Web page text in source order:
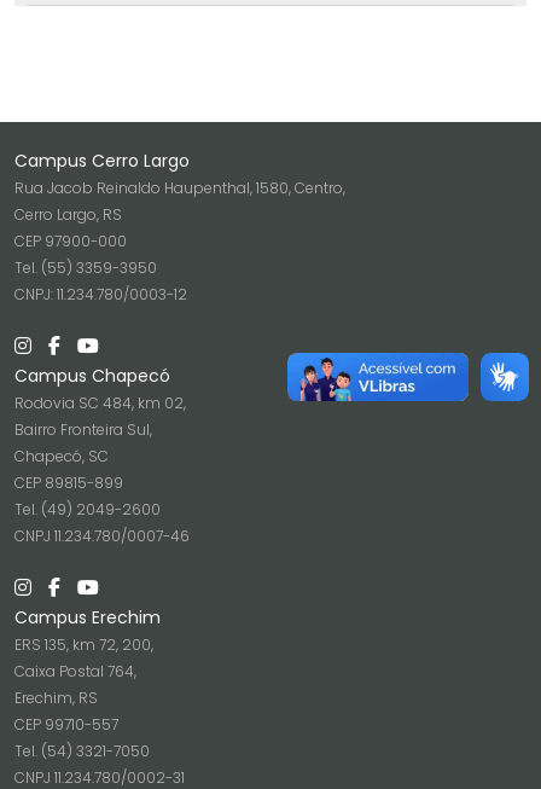
Campus Cerro Largo
Rua Jacob Reinaldo Haupenthal, 1580, Centro,
Cerro Largo, RS
CEP 97900-000
Tel. (55) 3359-3950
CNPJ: 11.234.780/0003-12
Campus Chapecó
Rodovia SC 484, km 02,
Bairro Fronteira Sul,
Chapecó, SC
CEP 89815-899
Tel. (49) 2049-2600
CNPJ 11.234.780/0007-46
Campus Erechim
ERS 135, km 72, 200,
Caixa Postal 764,
Erechim, RS
CEP 99710-557
Tel. (54) 3321-7050
CNPJ 11.234.780/0002-31